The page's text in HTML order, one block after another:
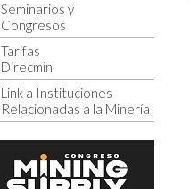
Seminarios y
Congresos
Tarifas
Direcmin
Link a Instituciones
Relacionadas a la Minería